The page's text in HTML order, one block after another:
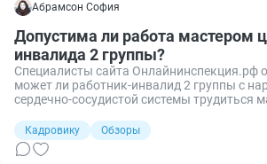
Абрамсон София
Допустима ли работа мастером
инвалида 2 группы?
Специалисты сайта Онлайнинспекция.рф
может ли работник‑инвалид 2 группы с
сердечно‑сосудистой системы трудиться
СОУТ.
Кадровику Обзоры